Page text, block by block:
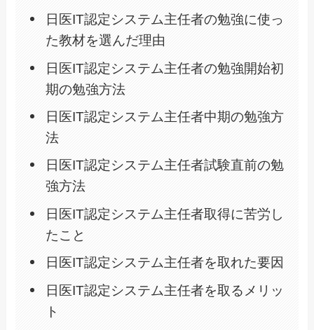
日医IT認定システム主任者の勉強に使っ
た教材を選んだ理由
日医IT認定システム主任者の勉強開始初
期の勉強方法
日医IT認定システム主任者中期の勉強方
法
日医IT認定システム主任者試験直前の勉
強方法
日医IT認定システム主任者取得に苦労し
たこと
日医IT認定システム主任者を取れた要因
日医IT認定システム主任者を取るメリッ
ト